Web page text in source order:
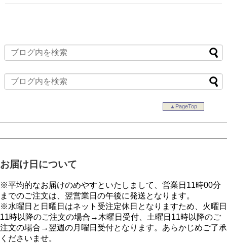
▲PageTop
お届け日について
※平均的なお届けのめやすといたしまして、営業日11時00分
までのご注文は、翌営業日の午後に発送となります。
※水曜日と日曜日はネット受注定休日となりますため、火曜日
11時以降のご注文の場合→木曜日受付、土曜日11時以降のご
注文の場合→翌週の月曜日受付となります。あらかじめご了承
くださいませ。